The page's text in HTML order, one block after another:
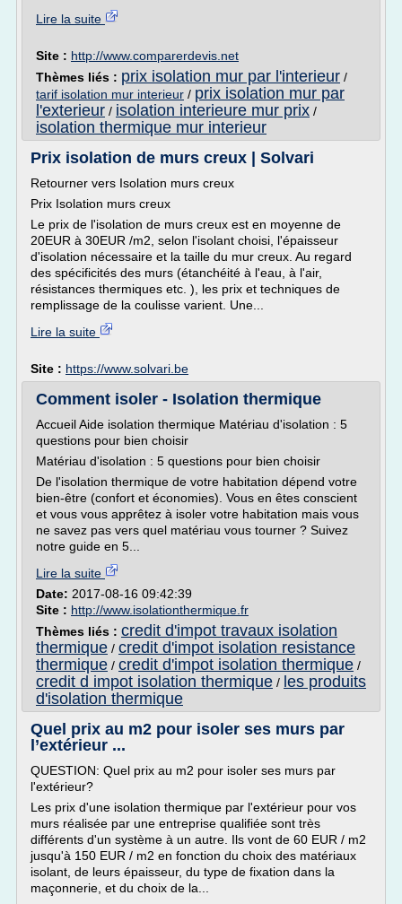
Lire la suite
Site : http://www.comparerdevis.net
Thèmes liés : prix isolation mur par l'interieur /
tarif isolation mur interieur / prix isolation mur par
l'exterieur / isolation interieure mur prix /
isolation thermique mur interieur
Prix isolation de murs creux | Solvari
Retourner vers Isolation murs creux
Prix Isolation murs creux
Le prix de l'isolation de murs creux est en moyenne de
20EUR à 30EUR /m2, selon l'isolant choisi, l'épaisseur
d'isolation nécessaire et la taille du mur creux. Au regard
des spécificités des murs (étanchéité à l'eau, à l'air,
résistances thermiques etc. ), les prix et techniques de
remplissage de la coulisse varient. Une...
Lire la suite
Site : https://www.solvari.be
Comment isoler - Isolation thermique
Accueil Aide isolation thermique Matériau d'isolation : 5
questions pour bien choisir
Matériau d'isolation : 5 questions pour bien choisir
De l'isolation thermique de votre habitation dépend votre
bien-être (confort et économies). Vous en êtes conscient
et vous vous apprêtez à isoler votre habitation mais vous
ne savez pas vers quel matériau vous tourner ? Suivez
notre guide en 5...
Lire la suite
Date: 2017-08-16 09:42:39
Site : http://www.isolationthermique.fr
Thèmes liés : credit d'impot travaux isolation
thermique / credit d'impot isolation resistance
thermique / credit d'impot isolation thermique /
credit d impot isolation thermique / les produits
d'isolation thermique
Quel prix au m2 pour isoler ses murs par
l’extérieur ...
QUESTION: Quel prix au m2 pour isoler ses murs par
l'extérieur?
Les prix d'une isolation thermique par l'extérieur pour vos
murs réalisée par une entreprise qualifiée sont très
différents d'un système à un autre. Ils vont de 60 EUR / m2
jusqu'à 150 EUR / m2 en fonction du choix des matériaux
isolant, de leurs épaisseur, du type de fixation dans la
maçonnerie, et du choix de la...